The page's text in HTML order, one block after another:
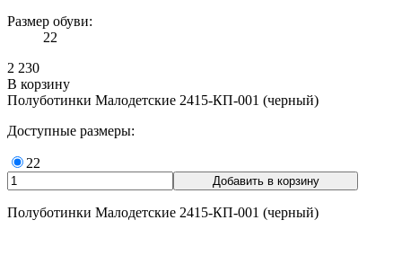
Размер обуви:
22
2 230
В корзину
Полуботинки Малодетские 2415-КП-001 (черный)
Доступные размеры:
22
Полуботинки Малодетские 2415-КП-001 (черный)